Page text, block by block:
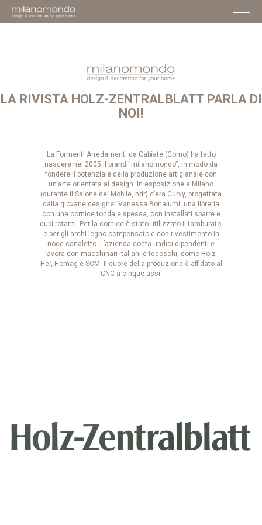
LA RIVISTA HOLZ-ZENTRALBLATT PARLA DI
NOI!
La Formenti Arredamenti da Cabiate (Como) ha fatto
nascere nel 2005 il brand “milanomondo”, in modo da
fondere il potenziale della produzione artigianale con
un’arte orientata al design. In esposizione a Milano
(durante il Salone del Mobile, ndr) c’era Curvy, progettata
dalla giovane designer Vanessa Bonalumi: una libreria
con una cornice tonda e spessa, con installati sbarre e
cubi rotanti. Per la cornice è stato utilizzato il tamburato,
e per gli archi legno compensato e con rivestimento in
noce canaletto. L’azienda conta undici dipendenti e
lavora con macchinari italiani e tedeschi, come Holz-
Her, Homag e SCM. Il cuore della produzione è affidato al
CNC a cinque assi.